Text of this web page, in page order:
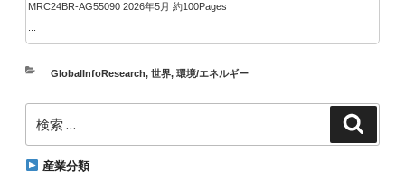
MRC24BR-AG55090 2026年5月 約100Pages
カ
リ
GlobalInfoResearch, 世界, 環境/エネルギー
索:
産業分類